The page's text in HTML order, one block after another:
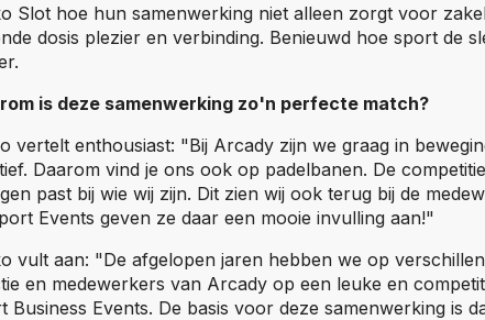
Slot hoe hun samenwerking niet alleen zorgt voor
dosis plezier en verbinding. Benieuwd hoe sport de
is deze samenwerking zo'n perfecte match?
vertelt enthousiast: "Bij Arcady zijn we graag in
Daarom vind je ons ook op padelbanen. De
past bij wie wij zijn. Dit zien wij ook terug bij de
Events geven ze daar een mooie invulling aan!"
vult aan: "De afgelopen jaren hebben we op
en medewerkers van Arcady op een leuke en
Business Events. De basis voor deze samenwerking is